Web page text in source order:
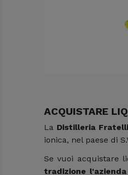
ACQUISTARE
La Distilleria
ionica, nel paese di
Se vuoi acquistare
tradizione